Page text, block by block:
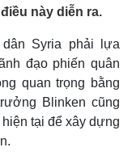
này diễn ra.
Syria phải lựa
đạo phiến quân
quan trọng bằng
Blinken cũng
tại để xây dựng